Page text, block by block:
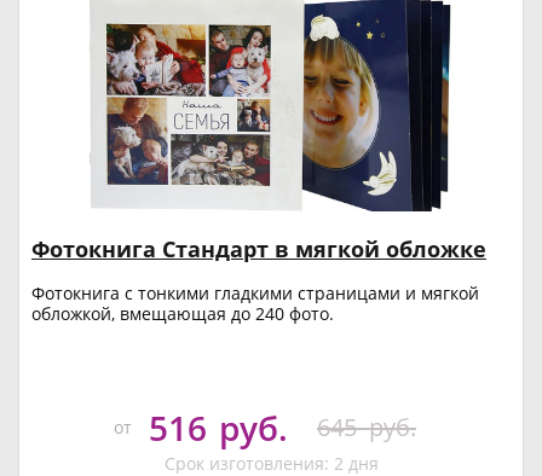
Фотокнига Стандарт в мягкой обложке
Фотокнига с тонкими гладкими страницами и мягкой
обложкой, вмещающая до 240 фото.
от 516 руб. 645 руб.
Срок изготовления: 2 дня